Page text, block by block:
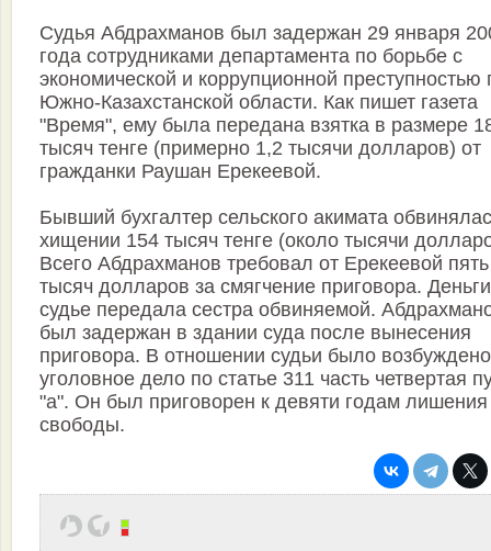
Судья Абдрахманов был задержан 29 января
года сотрудниками департамента по борьбе с
экономической и коррупционной преступностью
Южно-Казахстанской области. Как пишет газета
"Время", ему была передана взятка в размере
тысяч тенге (примерно 1,2 тысячи долларов) от
гражданки Раушан Ерекеевой.
Бывший бухгалтер сельского акимата
хищении 154 тысяч тенге (около тысячи
Всего Абдрахманов требовал от Ерекеевой пять
тысяч долларов за смягчение приговора. Деньги
судье передала сестра обвиняемой.
был задержан в здании суда после вынесения
приговора. В отношении судьи было возбуждено
уголовное дело по статье 311 часть четвертая
"а". Он был приговорен к девяти годам лишения
свободы.